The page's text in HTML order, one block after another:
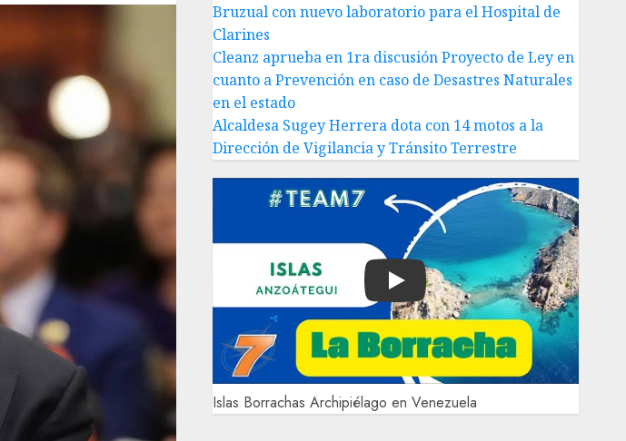
Bruzual con nuevo laboratorio para el Hospital de
Clarines
Cleanz aprueba en 1ra discusión Proyecto de Ley en
cuanto a Prevención en caso de Desastres Naturales
en el estado
Alcaldesa Sugey Herrera dota con 14 motos a la
Dirección de Vigilancia y Tránsito Terrestre
Play
Islas Borrachas Archipiélago en Venezuela